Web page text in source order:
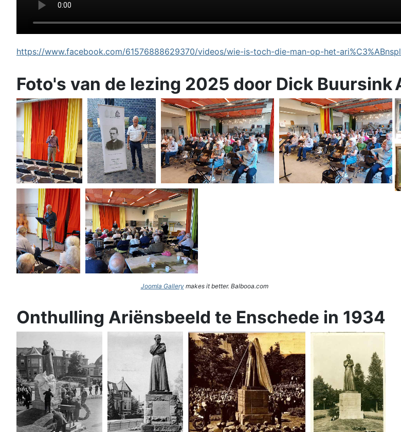
https://www.facebook.com/61576888629370/videos/wie-is-toch-die-man-op-het-
Foto's van de lezing 2025 door Dick Buursink
Joomla Gallerymakes it better. Balbooa.com
Onthulling Ariënsbeeld te Enschede in 1934